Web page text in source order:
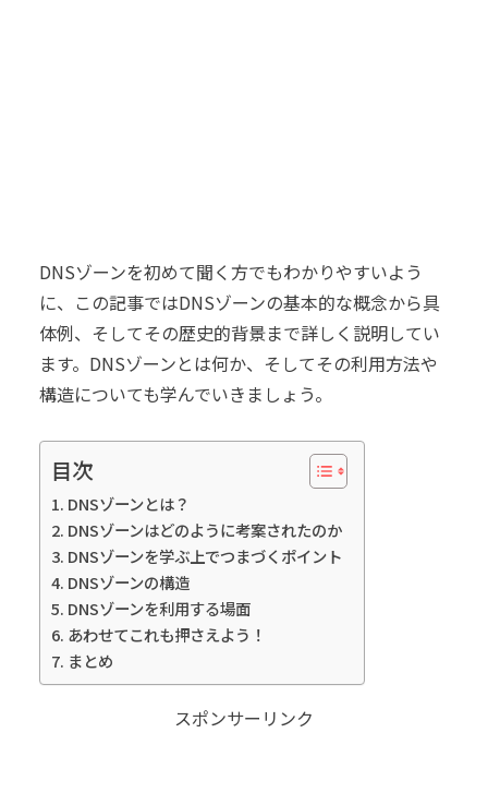
DNSゾーンを初めて聞く方でもわかりやすいよう
に、この記事ではDNSゾーンの基本的な概念から具
体例、そしてその歴史的背景まで詳しく説明してい
ます。DNSゾーンとは何か、そしてその利用方法や
構造についても学んでいきましょう。
目次
DNSゾーンとは？
DNSゾーンはどのように考案されたのか
DNSゾーンを学ぶ上でつまづくポイント
DNSゾーンの構造
DNSゾーンを利用する場面
あわせてこれも押さえよう！
まとめ
スポンサーリンク